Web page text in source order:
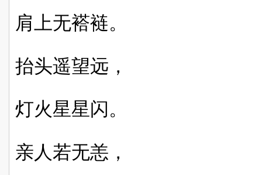
肩上无褡裢。
抬头遥望远，
灯火星星闪。
亲人若无恙，